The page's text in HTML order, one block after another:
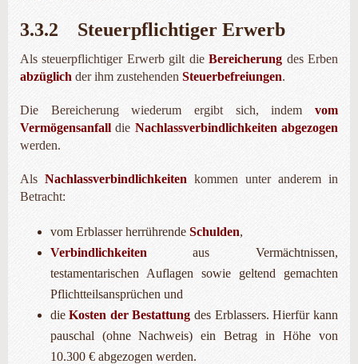
3.3.2 Steuerpflichtiger Erwerb
Als steuerpflichtiger Erwerb gilt dieBereicherung des Erben
abzüglich der ihm zustehenden Steuerbefreiungen.
Die Bereicherung wiederum ergibt sich, indem vom
Vermögensanfall die Nachlassverbindlichkeiten ab­gezogen
werden.
Als Nachlassverbindlichkeiten kommen unter anderem in
Betracht:
vom Erblasser herrührende Schulden,
Verbindlichkeiten aus Vermächtnissen,
testamentarischen Auflagen sowie geltend gemachten
Pflichtteilsansprüchen und
dieKosten der Bestattung des Erblassers. Hierfür kann
pauschal (ohne Nachweis) ein Betrag in Höhe von
10.300 € abgezogen werden.